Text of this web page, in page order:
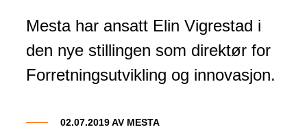
Mesta har ansatt Elin Vigrestad i
den nye stillingen som direktør for
Forretningsutvikling og innovasjon.
02.07.2019 AV MESTA